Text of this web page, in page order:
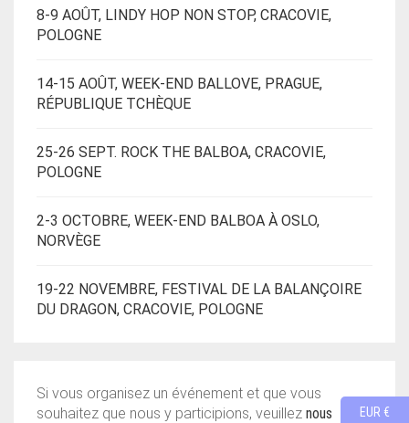
8-9 AOÛT, LINDY HOP NON STOP, CRACOVIE,
POLOGNE
14-15 AOÛT, WEEK-END BALLOVE, PRAGUE,
RÉPUBLIQUE TCHÈQUE
25-26 SEPT. ROCK THE BALBOA, CRACOVIE,
POLOGNE
2-3 OCTOBRE, WEEK-END BALBOA À OSLO,
NORVÈGE
19-22 NOVEMBRE, FESTIVAL DE LA BALANÇOIRE
DU DRAGON, CRACOVIE, POLOGNE
Si vous organisez un événement et que vous
souhaitez que nous y participions, veuillez nous
EUR €